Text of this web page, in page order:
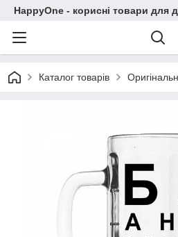
HappyOne - корисні товари для
Каталог товарів